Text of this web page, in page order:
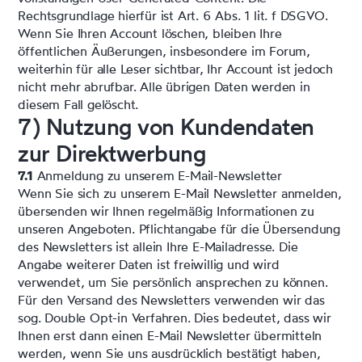
Rechtsgrundlage hierfür ist Art. 6 Abs. 1 lit. f DSGVO.
Wenn Sie Ihren Account löschen, bleiben Ihre
öffentlichen Äußerungen, insbesondere im Forum,
weiterhin für alle Leser sichtbar, Ihr Account ist jedoch
nicht mehr abrufbar. Alle übrigen Daten werden in
diesem Fall gelöscht.
7) Nutzung von Kundendaten
zur Direktwerbung
7.1 Anmeldung zu unserem E-Mail-Newsletter
Wenn Sie sich zu unserem E-Mail Newsletter anmelden,
übersenden wir Ihnen regelmäßig Informationen zu
unseren Angeboten. Pflichtangabe für die Übersendung
des Newsletters ist allein Ihre E-Mailadresse. Die
Angabe weiterer Daten ist freiwillig und wird
verwendet, um Sie persönlich ansprechen zu können.
Für den Versand des Newsletters verwenden wir das
sog. Double Opt-in Verfahren. Dies bedeutet, dass wir
Ihnen erst dann einen E-Mail Newsletter übermitteln
werden, wenn Sie uns ausdrücklich bestätigt haben,